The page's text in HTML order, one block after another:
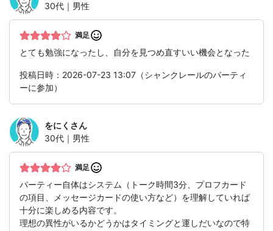
30代｜男性
満足
とても勉強になったし、自分を見つめ直すいい機会となった
投稿日時：2026-07-23 13:07（シャンクレールのパーティ
ーに参加）
をにく さん
30代｜男性
満足
パーティー自体はシステム（トーク時間3分、プロフカード
の項目、メッセージカードの使い方など）を理解していれば
十分に楽しめる内容です。
理想の異性がいるかどうかはタイミングと運しだいなので特